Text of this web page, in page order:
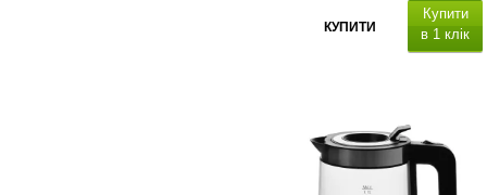
КУПИТИ
Купити
в 1 клік
підтримкою Smart TV